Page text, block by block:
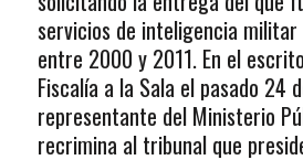
servicios de inteligencia militar
entre 2000 y 2011. En el
Fiscalía a la Sala el pasado 24
representante del Ministerio
recrimina al tribunal que